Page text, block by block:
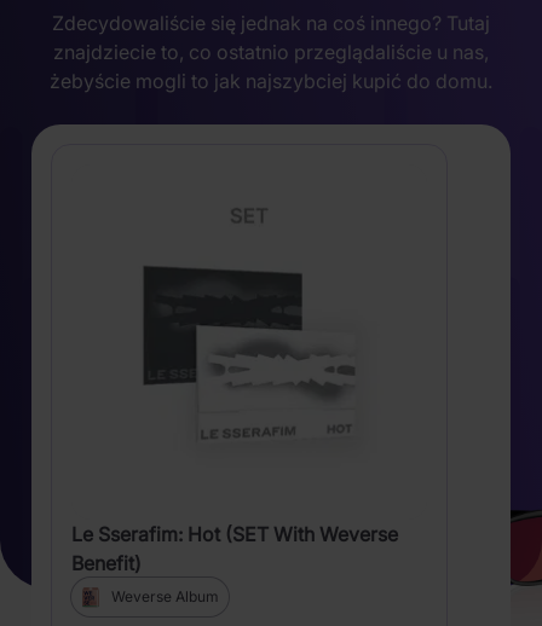
Zdecydowaliście się jednak na coś innego? Tutaj
znajdziecie to, co ostatnio przeglądaliście u nas,
żebyście mogli to jak najszybciej kupić do domu.
Le Sserafim: Hot (SET With Weverse
Benefit)
Weverse Album